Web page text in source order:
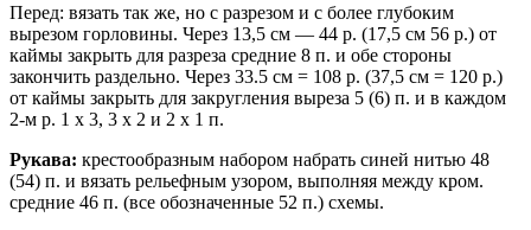
Перед: вязать так же, но с разрезом и с более глубоким
вырезом горловины. Через 13,5 см — 44 р. (17,5 см 56 р.) от
каймы закрыть для разреза средние 8 п. и обе стороны
закончить раздельно. Через 33.5 см = 108 р. (37,5 см = 120 р.)
от каймы закрыть для закругления выреза 5 (6) п. и в каждом
2-м р. 1 х 3, 3 х 2 и 2 х 1 п.
Рукава: крестообразным набором набрать синей нитью 48
(54) п. и вязать рельефным узором, выполняя между кром.
средние 46 п. (все обозначенные 52 п.) схемы.